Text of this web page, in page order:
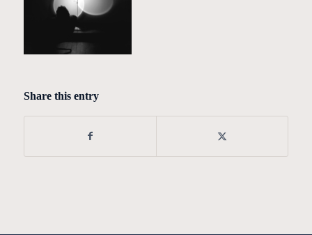
Share this entry